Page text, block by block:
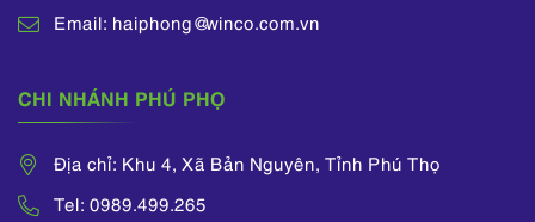
Email: haiphong@winco.com.vn
CHI NHÁNH PHÚ PHỌ
Địa chỉ: Khu 4, Xã Bản Nguyên, Tỉnh Phú Thọ
Tel: 0989.499.265